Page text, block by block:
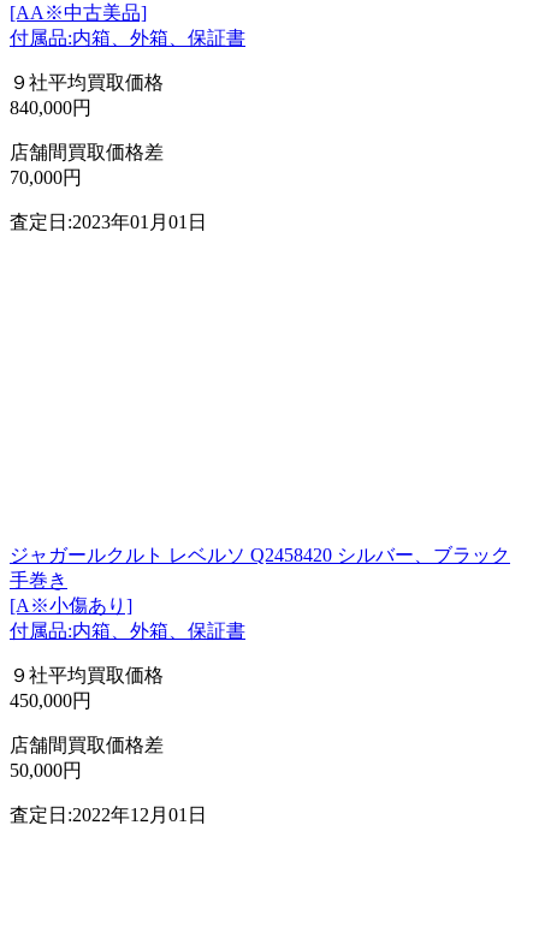
[AA※中古美品]
付属品:内箱、外箱、保証書
９社平均買取価格
840,000円
店舗間買取価格差
70,000円
査定日:2023年01月01日
ジャガールクルト レベルソ Q2458420 シルバー、ブラック
手巻き
[A※小傷あり]
付属品:内箱、外箱、保証書
９社平均買取価格
450,000円
店舗間買取価格差
50,000円
査定日:2022年12月01日